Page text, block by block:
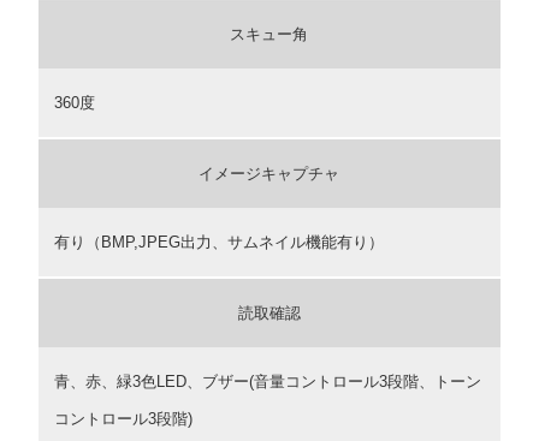
スキュー角
360度
イメージキャプチャ
有り（BMP,JPEG出力、サムネイル機能有り）
読取確認
青、赤、緑3色LED、ブザー(音量コントロール3段階、トーン
コントロール3段階)